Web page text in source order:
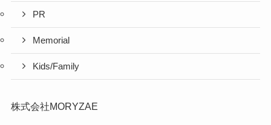
PR
Memorial
Kids/Family
株式会社MORYZAE